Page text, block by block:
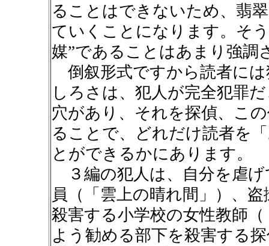
ることはできないため、翡
ていくことになります。そ
媒”であることはあまり強調
倒叙形式ですから読者に
しろさは、犯人が完全犯罪
穴があり、それを探偵、こ
ることで、どれだけ読者を
とができるかにあります。
３編の犯人は、自分を虐げ
員（「雲上の晴れ間」）、
殺害する小学校の女性教師
よう勧める部下を殺害する